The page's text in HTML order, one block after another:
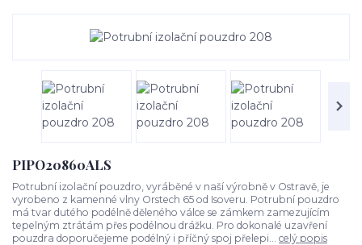
PIPO20860ALS
Potrubní izolační pouzdro, vyráběné v naší výrobně v Ostravě, je
vyrobeno z kamenné vlny Orstech 65 od Isoveru. Potrubní pouzdro
má tvar dutého podélně děleného válce se zámkem zamezujícím
tepelným ztrátám přes podélnou drážku. Pro dokonalé uzavření
pouzdra doporučejeme podélný i příčný spoj přelepi... celý popis